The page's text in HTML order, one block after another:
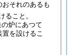
それのあるも
ること。
炉にあつて
を設けるこ